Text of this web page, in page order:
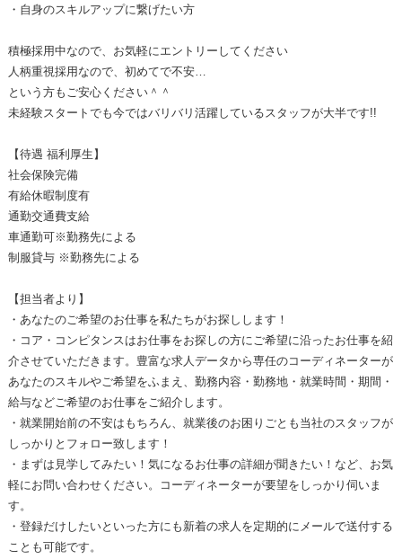
・自身のスキルアップに繋げたい方
積極採用中なので、お気軽にエントリーしてください
人柄重視採用なので、初めてで不安…
という方もご安心ください＾＾
未経験スタートでも今ではバリバリ活躍しているスタッフが大半です!!
【待遇 福利厚生】
社会保険完備
有給休暇制度有
通勤交通費支給
車通勤可※勤務先による
制服貸与 ※勤務先による
【担当者より】
・あなたのご希望のお仕事を私たちがお探しします！
・コア・コンピタンスはお仕事をお探しの方にご希望に沿ったお仕事を紹
介させていただきます。豊富な求人データから専任のコーディネーターが
あなたのスキルやご希望をふまえ、勤務内容・勤務地・就業時間・期間・
給与などご希望のお仕事をご紹介します。
・就業開始前の不安はもちろん、就業後のお困りごとも当社のスタッフが
しっかりとフォロー致します！
・まずは見学してみたい！気になるお仕事の詳細が聞きたい！など、お気
軽にお問い合わせください。コーディネーターが要望をしっかり伺いま
す。
・登録だけしたいといった方にも新着の求人を定期的にメールで送付する
ことも可能です。